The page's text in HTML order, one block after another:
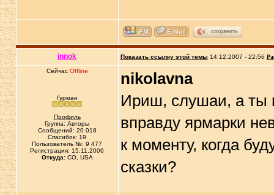
сохранить
innok Показать ссылку этой темы 14.12.2007 - 22:56
Сейчас Offline
Гурман
Профиль
Группа: Авторы
Сообщений: 20 018
Спасибок: 19
Пользователь №: 9 477
Регистрация: 15.11.2006
Откуда:CO, USA
nikolavna
Ириш, слушаи, а ты
вправду ярмарки
к моменту, когда
сказки?